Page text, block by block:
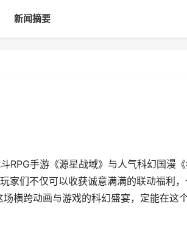
新闻摘要
RPG手游《源星战域》与人气科幻国漫
家们不仅可以收获诚意满满的联动福利
横跨动画与游戏的科幻盛宴，定能在这